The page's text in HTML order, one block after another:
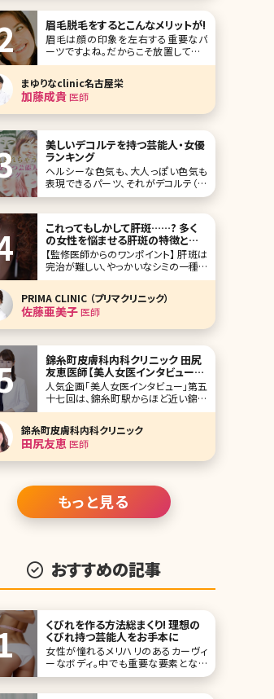
眉毛脱毛をするとこんなメリットが!
眉毛は顔の印象を左右する重要なパ
ーツですよね。だからこそ放置しておく
のは厳禁。こまめに抜いたり剃ったりと
日々のケアが必須です。ただケアの重
要性は分かっていながらも「あぁ、なん
て手間なんだろう……」「数日前にきれ
いにしたのにもうのびてきてる……」
まゆりなclinic名古屋栄
加藤成貴医師
美しいデコルテを持つ芸能人・女優
ランキング
ヘルシーな色気も、大人っぽい色気も
表現できるパーツ、それがデコルテ（首
から胸元にかけての範囲）です。一方
いう、あまり嬉しくない特徴も。今回は
美しいデコルテを持つ芸能人・女優さん
をランキングにしました。 1位田中みな
実 #田中みな実 さん♡インタビュー掲
載
これってもしかして肝斑……? 多く
の女性を悩ませる肝斑の特徴とそ
の治療法とは
【監修医師からのワンポイント】 肝斑は
完治が難しい、やっかいなシミの一種で
す。内服治療や外用治療、レーザーなど
を組み合わせて複合的な治療が必要
になります。ご自身でも普段から紫外
線ケアや、洗顔やメイクのときにこすら
ないように注意するなど、肝斑を悪化
いね。
PRIMA CLINIC （プリマクリニック）
佐藤亜美子医師
錦糸町皮膚科内科クリニック 田尻
友恵医師【美人女医インタビュー第
五十七回】
人気企画「美人女医インタビュー」第五
十七回は、錦糸町駅からほど近い錦糸
町皮膚科内科クリニックで院長を務め
る田尻友恵（たじりともえ）先生です。
ひとつの領域ではなく診療の入口を広
く設けて、トータルケアで患者さんの悩
みに沿った診療をすることを理想とし
科、内科、
錦糸町皮膚科内科クリニック
田尻友恵 医師
もっと見る
おすすめの記事
くびれを作る方法総まくり! 理想の
くびれ持つ芸能人をお手本に
女性が憧れるメリハリのあるカーヴィ
ーなボディ。中でも重要な要素となる
のがウエストのくびれです。ずん胴で太